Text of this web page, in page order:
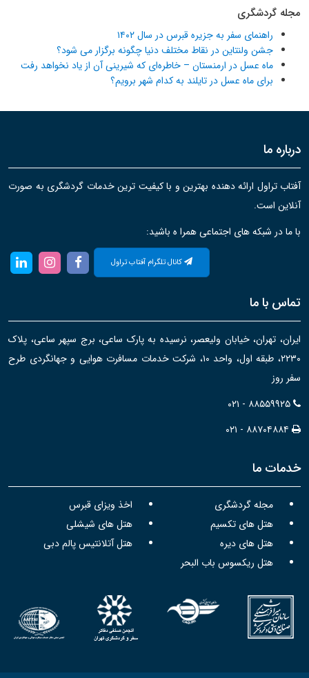
مجله گردشگری
راهنمای سفر به جزیره قبرس در سال ۱۴۰۲
جشن ولنتاین در نقاط مختلف دنیا چگونه برگزار می شود؟
ماه عسل در ارمنستان – خاطره‌ای که شیرینی آن از یاد نخواهد رفت
برای ماه عسل در تایلند به کدام شهر برویم؟
درباره ما
آفتاب تراول ارائه دهنده بهترین و با کیفیت ترین خدمات گردشگری به صورت
آنلاین است.
با ما در شبکه های اجتماعی همرا ه باشید:
کانال تلگرام آفتاب تراول
تماس با ما
ایران، تهران، خیابان ولیعصر، نرسیده به پارک ساعی، برج سپهر ساعی، پلاک
۲۲۳۰، طبقه اول، واحد ۱۰، شرکت خدمات مسافرت هوایی و جهانگردی طرح
سفر روز
۰۲۱ - ۸۸۵۵۹۹۲۵
۰۲۱ - ۸۸۷۰۴۸۸۴
خدمات ما
مجله گردشگری
اخذ ویزای قبرس
هتل های تکسیم
هتل های شیشلی
هتل های دیره
هتل آتلانتیس پالم دبی
هتل ریکسوس باب البحر